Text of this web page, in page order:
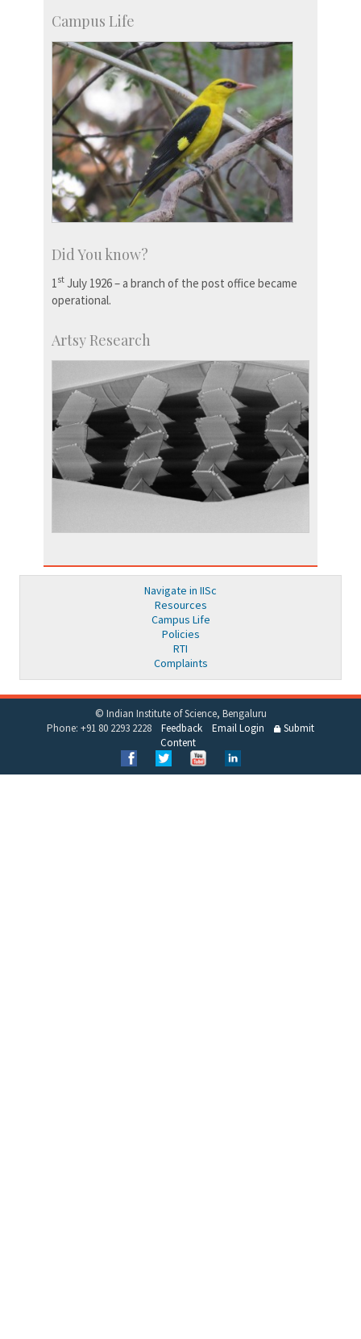
Campus Life
Did You know?
1st July 1926 – a branch of the post office became
operational.
Artsy Research
Navigate in IISc
Resources
Campus Life
Policies
RTI
Complaints
© Indian Institute of Science, Bengaluru
Phone: +91 80 2293 2228 Feedback Email Login
Submit
Content